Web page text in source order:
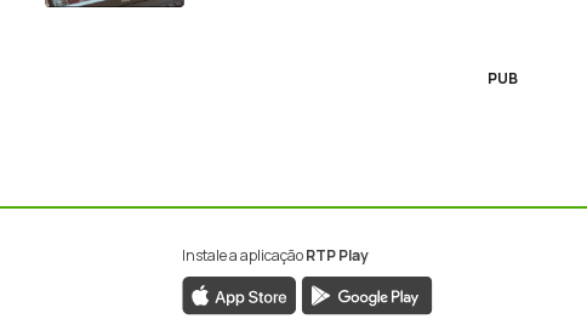
PUB
Instale a aplicaçãoRTP Play